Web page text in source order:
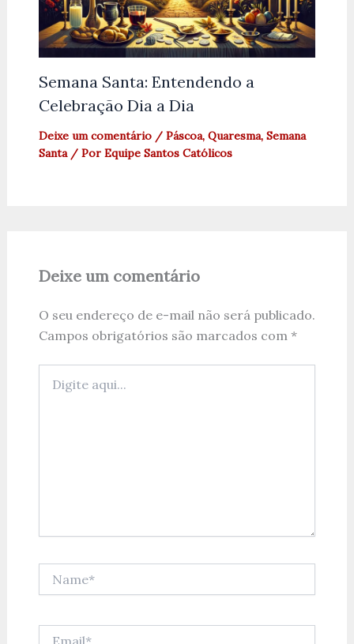
Semana Santa: Entendendo a
Celebração Dia a Dia
Deixe um comentário / Páscoa, Quaresma, Semana
Santa/ Por Equipe Santos Católicos
Deixe um comentário
O seu endereço de e-mail não será publicado.
Campos obrigatórios são marcados com *
aqui...